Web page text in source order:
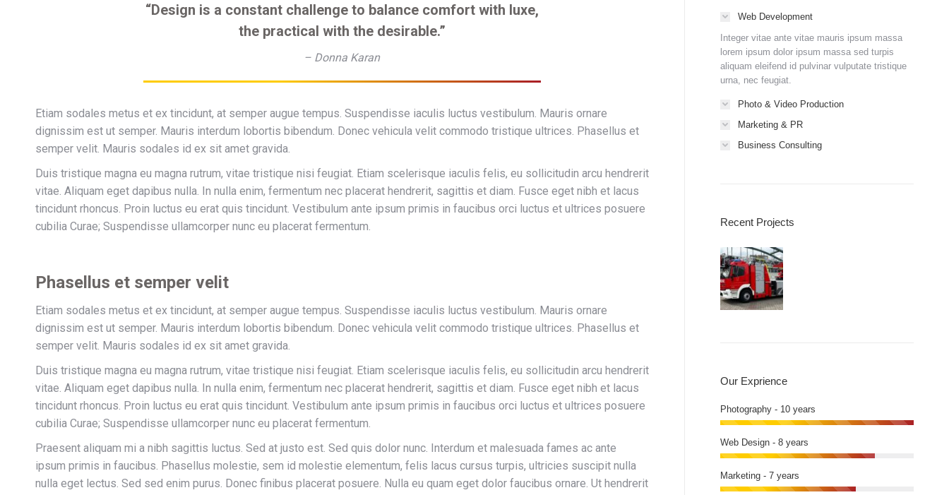
“Design is a constant challenge to balance comfort with luxe,
the practical with the desirable.”
– Donna Karan
Etiam sodales metus et ex tincidunt, at semper augue tempus. Suspendisse iaculis luctus vestibulum. Mauris ornare
dignissim est ut semper. Mauris interdum lobortis bibendum. Donec vehicula velit commodo tristique ultrices. Phasellus et
semper velit. Mauris sodales id ex sit amet gravida.
Duis tristique magna eu magna rutrum, vitae tristique nisi feugiat. Etiam scelerisque iaculis felis, eu sollicitudin arcu hendrerit
vitae. Aliquam eget dapibus nulla. In nulla enim, fermentum nec placerat hendrerit, sagittis et diam. Fusce eget nibh et lacus
tincidunt rhoncus. Proin luctus eu erat quis tincidunt. Vestibulum ante ipsum primis in faucibus orci luctus et ultrices posuere
cubilia Curae; Suspendisse ullamcorper nunc eu placerat fermentum.
Phasellus et semper velit
Etiam sodales metus et ex tincidunt, at semper augue tempus. Suspendisse iaculis luctus vestibulum. Mauris ornare
dignissim est ut semper. Mauris interdum lobortis bibendum. Donec vehicula velit commodo tristique ultrices. Phasellus et
semper velit. Mauris sodales id ex sit amet gravida.
Duis tristique magna eu magna rutrum, vitae tristique nisi feugiat. Etiam scelerisque iaculis felis, eu sollicitudin arcu hendrerit
vitae. Aliquam eget dapibus nulla. In nulla enim, fermentum nec placerat hendrerit, sagittis et diam. Fusce eget nibh et lacus
tincidunt rhoncus. Proin luctus eu erat quis tincidunt. Vestibulum ante ipsum primis in faucibus orci luctus et ultrices posuere
cubilia Curae; Suspendisse ullamcorper nunc eu placerat fermentum.
Praesent aliquam mi a nibh sagittis luctus. Sed at justo est. Sed quis dolor nunc. Interdum et malesuada fames ac ante
ipsum primis in faucibus. Phasellus molestie, sem id molestie elementum, felis lacus cursus turpis, ultricies suscipit nulla
nulla eget lectus. Sed sed enim purus. Donec finibus placerat posuere. Nulla eu quam eget dolor faucibus ornare. Ut hendrerit
Web Development
Integer vitae ante vitae mauris ipsum massa
lorem ipsum dolor ipsum massa sed turpis
aliquam eleifend id pulvinar vulputate tristique
urna, nec feugiat.
Photo & Video Production
Marketing & PR
Business Consulting
Recent Projects
Our Exprience
Photography - 10 years
Web Design - 8 years
Marketing - 7 years